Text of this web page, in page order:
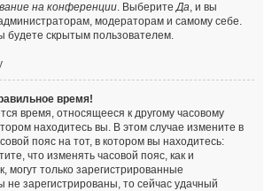
на конференции. ВыберитеДа, и вы
модераторам и самому себе.
будете скрытым пользователем.
время!
время, относящееся к другому часовому
находитесь вы. В этом случае измените в
пояс на тот, в котором вы находитесь:
что изменять часовой пояс, как и
могут только зарегистрированные
не зарегистрированы, то сейчас удачный